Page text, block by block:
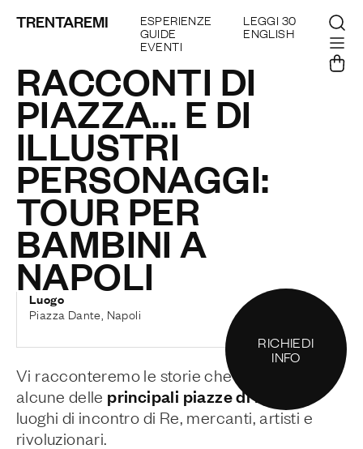
TRENTAREMI ESPERIENZE
GUIDE
EVENTI
LEGGI 30
ENGLISH
RACCONTI DI
PIAZZA... E DI
ILLUSTRI
PERSONAGGI:
TOUR PER
BAMBINI A
NAPOLI
Luogo
Piazza Dante, Napoli
RICHIEDI
INFO
Vi racconteremo le storie che sono nate in
alcune delle principali piazze di Napoli
luoghi di incontro di Re, mercanti, artisti e
rivoluzionari.